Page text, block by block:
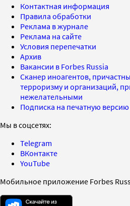
Контактная информация
Правила обработки
Реклама в журнале
Реклама на сайте
Условия перепечатки
Архив
Вакансии в Forbes Russia
Сканер иноагентов,
терроризму и организаций,
нежелательными
Подписка на печатную
Мы в соцсетях:
Telegram
ВКонтакте
YouTube
Мобильное приложение Forbes